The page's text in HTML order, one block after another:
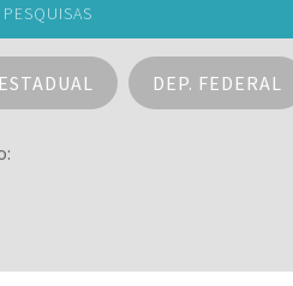
PESQUISAS
DEP. FEDERAL